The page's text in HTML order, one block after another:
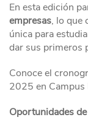
En esta edición
empresas, lo que
única para
dar sus primeros
Conoce el
2025 en Campus
Oportunidades